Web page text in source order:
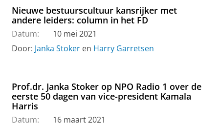
Nieuwe bestuurscultuur kansrijker met
andere leiders: column in het FD
Datum:
10 mei 2021
Door: Janka Stoker en Harry Garretsen
Prof.dr. Janka Stoker op NPO Radio 1 over de
eerste 50 dagen van vice-president Kamala
Harris
Datum:
16 maart 2021